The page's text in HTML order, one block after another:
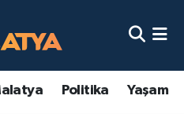
Politika Yaşam